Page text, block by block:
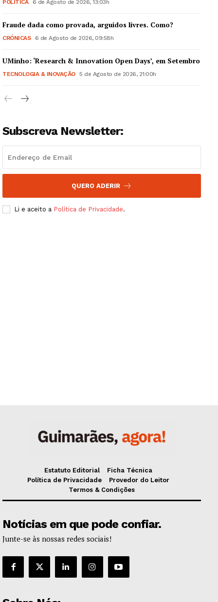
Guimarães, agora!
Institucional
Artigos
Grande Entrevista
POLÍTICA 6 de Agosto de 2026, 13:03h
Fraude dada como provada, arguidos livres. Como?
CRÓNICAS 6 de Agosto de 2026, 09:58h
UMinho: ‘Research & Innovation Open Days’, em Setembro
TECNOLOGIA & INOVAÇÃO 5 de Agosto de 2026, 21:00h
Subscreva Newsletter:
QUERO ADERIR
Li e aceito a Política de Privacidade.
Estatuto Editorial
Ficha Técnica
Política de Privacidade
Provedor do Leitor
Termos & Condições
Notícias em que pode confiar.
Junte-se às nossas redes sociais!